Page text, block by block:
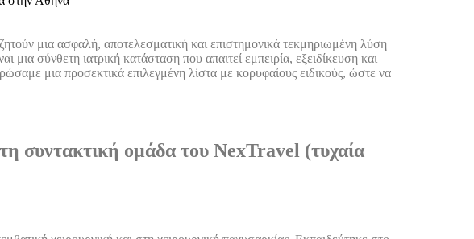
μια ασφαλή, αποτελεσματική και επιστημονικά τεκμηριωμένη λύση
σύνθετη ιατρική κατάσταση που απαιτεί εμπειρία, εξειδίκευση και
μια προσεκτικά επιλεγμένη λίστα με κορυφαίους ειδικούς, ώστε να
συντακτική ομάδα του NexTravel (τυχαία